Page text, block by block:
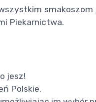
Piekarnictwa.
jesz!
Polskie.